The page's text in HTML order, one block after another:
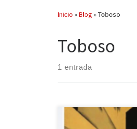
Inicio »Blog »Toboso
Toboso
1 entrada